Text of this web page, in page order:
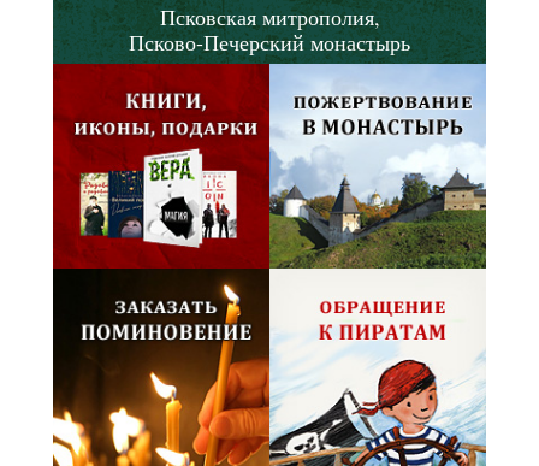
Псковская митрополия,
Псково-Печерский монастырь